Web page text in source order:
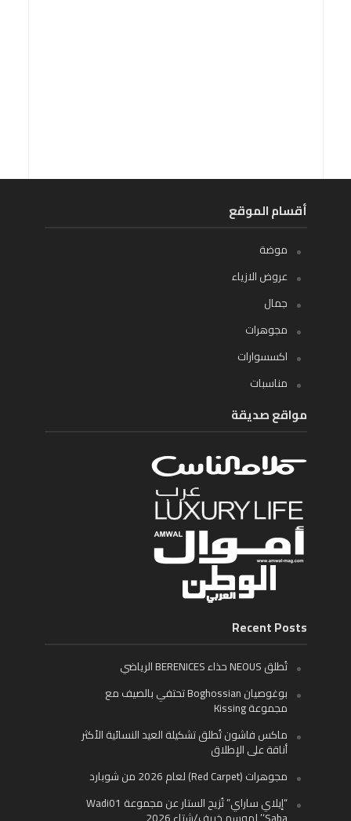
أقسام الموقع
موضة
عروض الازياء
جمال
مجوهرات
اكسسوارات
مناسبات
مواقع صديقة
Recent Posts
تُطلق NEOUS حذاء BERENICES الرياضي
بوغوصيان Boghossian تحتفي بالصيف مع
مجموعة Kissing
ماكس فاشون تُطلق تشكيلة العيد النسائية الأكثر
أناقة على الإطلاق
مجوهرات (Red Carpet) لعام 2026 من شوبارد
“إيلاي ساراي” تُزيح الستار عن مجموعة Wadi01